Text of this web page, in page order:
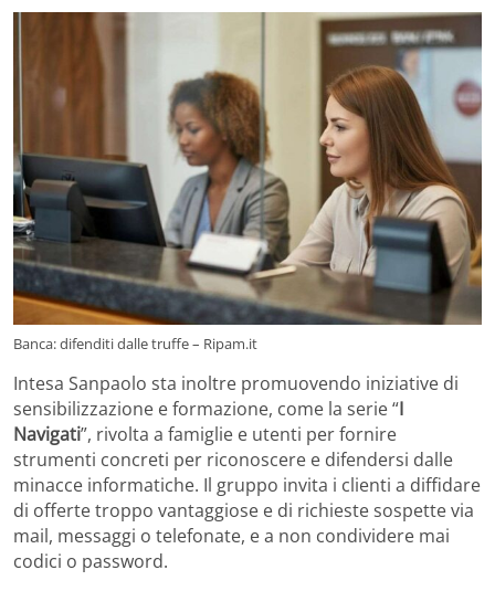
Banca: difenditi dalle truffe – Ripam.it
Intesa Sanpaolo sta inoltre promuovendo iniziative di
sensibilizzazione e formazione, come la serie “I
Navigati”, rivolta a famiglie e utenti per fornire
strumenti concreti per riconoscere e difendersi dalle
minacce informatiche. Il gruppo invita i clienti a diffidare
di offerte troppo vantaggiose e di richieste sospette via
mail, messaggi o telefonate, e a non condividere mai
codici o password.